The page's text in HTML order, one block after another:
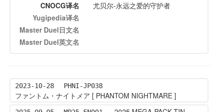
CNOCG译名
尤贝尔-永远之爱的守护者
Yugipedia译名
Master Duel日文名
Master Duel英文名
2023-10-28 PHNI-JP038
ファントム・ナイトメア [ PHANTOM NIGHTMARE ]